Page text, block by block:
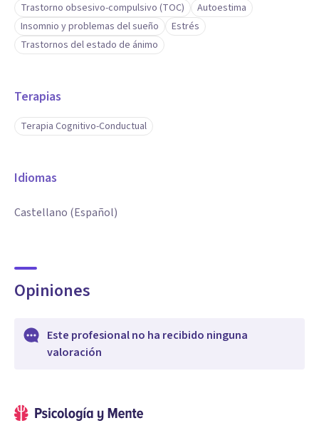
Trastorno obsesivo-compulsivo (TOC)
Autoestima
Insomnio y problemas del sueño
Estrés
Trastornos del estado de ánimo
Terapias
Terapia Cognitivo-Conductual
Idiomas
Castellano (Español)
Opiniones
Este profesional no ha recibido ninguna
valoración